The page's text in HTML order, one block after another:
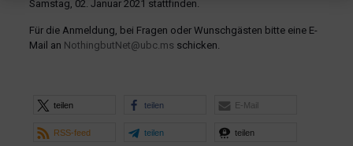
Samstag, 02. Januar 2021 stattfinden.
Für die Anmeldung, bei Fragen oder Wunschgästen bitte eine E-
Mail an NothingbutNet@ubc.ms schicken.
teilen teilen E-Mail
RSS-feed teilen teilen